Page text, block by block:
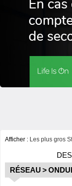
Afficher : Les plus gros
RÉSEAU >